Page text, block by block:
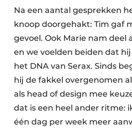
Na een aantal gesprekken
knoop doorgehakt: Tim gaf
gevoel. Ook Marie nam deel
en we voelden beiden dat
het DNA van Serax. Sinds
hij de fakkel overgenomen
als head of design mee
dat is een heel ander ritme:
één dag per week meer